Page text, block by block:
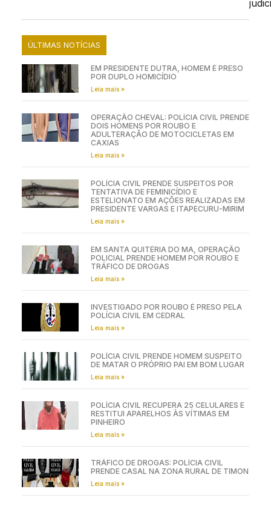
ÚLTIMAS NOTÍCIAS
EM PRESIDENTE DUTRA, HOMEM É PRESO
POR DUPLO HOMICÍDIO
Leia mais »
OPERAÇÃO CHEVAL: POLÍCIA CIVIL PRENDE
DOIS HOMENS POR ROUBO E
ADULTERAÇÃO DE MOTOCICLETAS EM
CAXIAS
Leia mais »
POLÍCIA CIVIL PRENDE SUSPEITOS POR
TENTATIVA DE FEMINICÍDIO E
ESTELIONATO EM AÇÕES REALIZADAS EM
PRESIDENTE VARGAS E ITAPECURU-MIRIM
Leia mais »
EM SANTA QUITÉRIA DO MA, OPERAÇÃO
POLICIAL PRENDE HOMEM POR ROUBO E
TRÁFICO DE DROGAS
Leia mais »
INVESTIGADO POR ROUBO É PRESO PELA
POLÍCIA CIVIL EM CEDRAL
Leia mais »
POLÍCIA CIVIL PRENDE HOMEM SUSPEITO
DE MATAR O PRÓPRIO PAI EM BOM LUGAR
Leia mais »
POLÍCIA CIVIL RECUPERA 25 CELULARES E
RESTITUI APARELHOS ÀS VÍTIMAS EM
PINHEIRO
Leia mais »
TRÁFICO DE DROGAS: POLÍCIA CIVIL
PRENDE CASAL NA ZONA RURAL DE TIMON
Leia mais »